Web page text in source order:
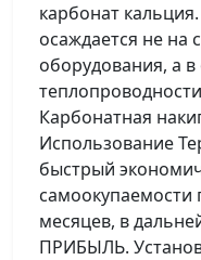
карбонат
осаждается не на
оборудования, а
Карбонатная
Использование
быстрый
самоокупаемости
месяцев, в
ПРИБЫЛЬ.